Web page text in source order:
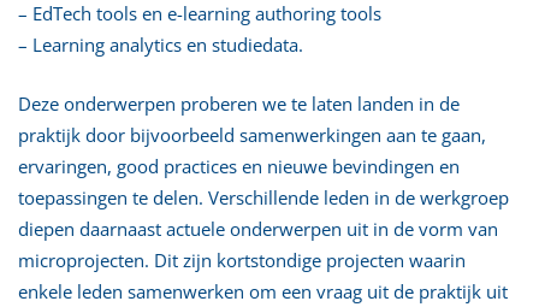
– EdTech tools en e-learning authoring tools
– Learning analytics en studiedata.
Deze onderwerpen proberen we te laten landen in de
praktijk door bijvoorbeeld samenwerkingen aan te gaan,
ervaringen, good practices en nieuwe bevindingen en
toepassingen te delen. Verschillende leden in de werkgroep
diepen daarnaast actuele onderwerpen uit in de vorm van
microprojecten. Dit zijn kortstondige projecten waarin
enkele leden samenwerken om een vraag uit de praktijk uit